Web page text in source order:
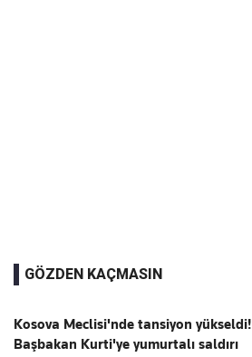
GÖZDEN KAÇMASIN
Kosova Meclisi'nde tansiyon yükseldi!
Başbakan Kurti'ye yumurtalı saldırı